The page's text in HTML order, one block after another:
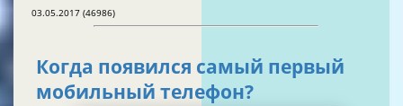
03.05.2017 (46986)
Когда появился самый первый
мобильный телефон?